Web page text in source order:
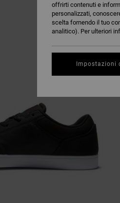
offrirti contenuti e
personalizzati,
scelta fornendo il tuo
analitico). Per ulteriori
Impostazioni